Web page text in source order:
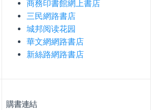
商務印書館網上書店
三民網路書店
城邦阅读花园
華文網網路書店
新絲路網路書店
購書連結